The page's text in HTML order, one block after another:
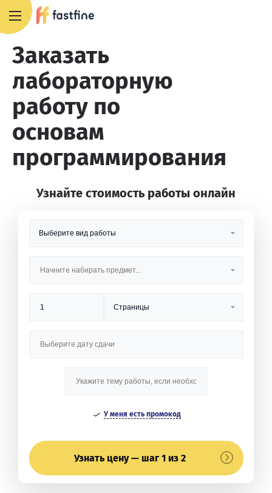
Заказать
лабораторную
работу по
основам
программирования
Узнайте стоимость работы онлайн
У меня есть промокод
Узнать цену — шаг 1 из 2